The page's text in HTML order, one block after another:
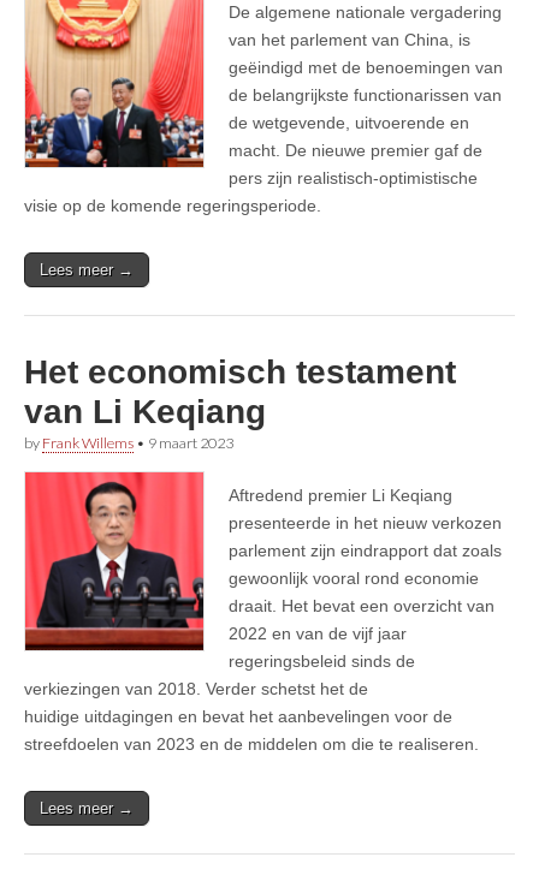
De algemene nationale vergadering
van het parlement van China, is
geëindigd met de benoemingen van
de belangrijkste functionarissen van
de wetgevende, uitvoerende en
macht. De nieuwe premier gaf de
pers zijn realistisch-optimistische
visie op de komende regeringsperiode.
Lees meer →
Het economisch testament
van Li Keqiang
by Frank Willems • 9 maart 2023
Aftredend premier Li Keqiang
presenteerde in het nieuw verkozen
parlement zijn eindrapport dat zoals
gewoonlijk vooral rond economie
draait. Het bevat een overzicht van
2022 en van de vijf jaar
regeringsbeleid sinds de
verkiezingen van 2018. Verder schetst het de
huidige uitdagingen en bevat het aanbevelingen voor de
streefdoelen van 2023 en de middelen om die te realiseren.
Lees meer →